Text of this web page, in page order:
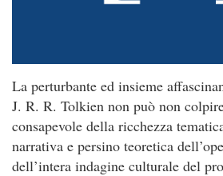
La perturbante ed insieme
J. R. R. Tolkien non può non
consapevole della ricchezza
narrativa e persino teoretica
dell’intera indagine culturale del